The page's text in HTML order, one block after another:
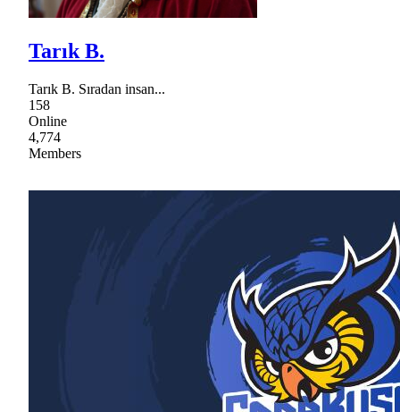
Tarık B.
Tarık B. Sıradan insan...
158
Online
4,774
Members